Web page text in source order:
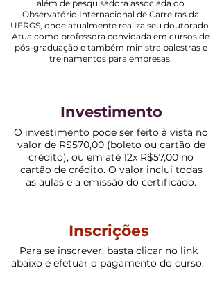
além de pesquisadora associada do
Observatório Internacional de Carreiras da
UFRGS, onde atualmente realiza seu doutorado.
Atua como professora convidada em cursos de
pós-graduação e também ministra palestras e
treinamentos para empresas.
Investimento
O investimento pode ser feito à vista no
valor de R$570,00 (boleto ou cartão de
crédito), ou em até 12x R$57,00 no
cartão de crédito. O valor inclui todas
as aulas e a emissão do certificado.
Inscrições
Para se inscrever, basta clicar no link
abaixo e efetuar o pagamento do curso.